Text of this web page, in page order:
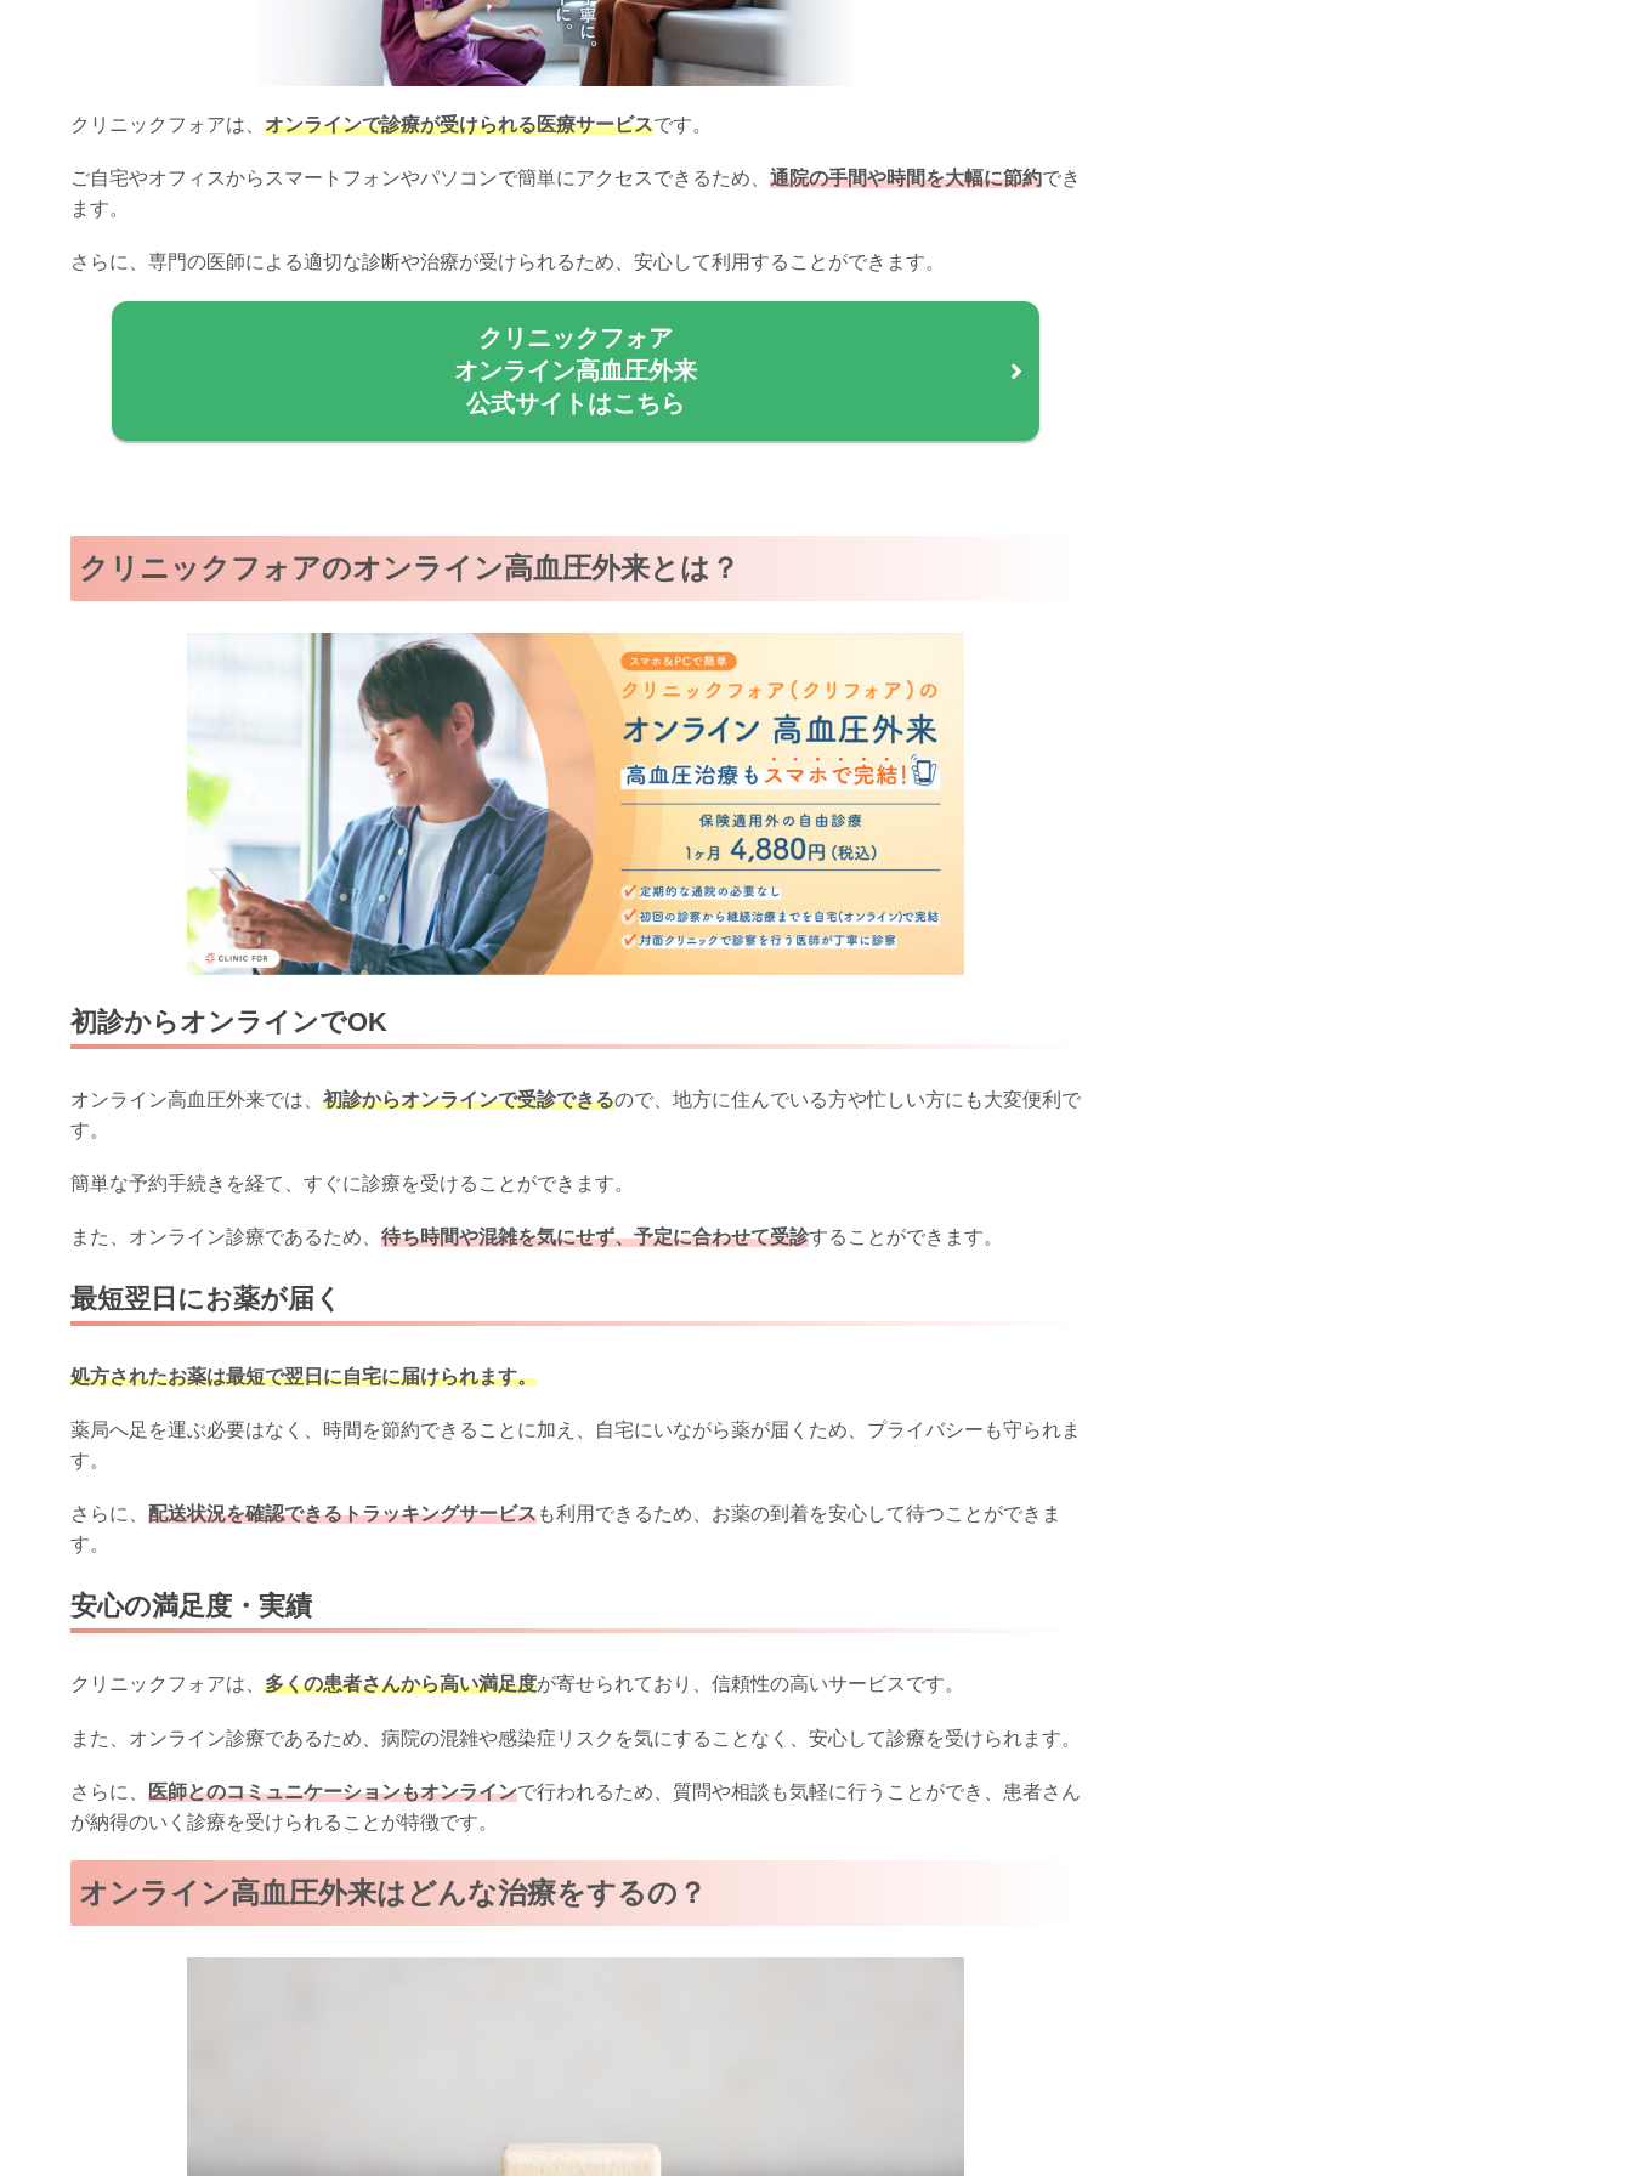
クリニックフォアは、 オンラインで診療が受けられる医療サービスです。
ご自宅やオフィスからスマートフォンやパソコンで簡単にアクセスできるため、 通院の手間や時間を大幅に節約でき
ます。
さらに、専門の医師による適切な診断や治療が受けられるため、安心して利用することができます。
クリニックフォア
オンライン高血圧外来
公式サイトはこちら
クリニックフォアのオンライン高血圧外来とは？
初診からオンラインでOK
オンライン高血圧外来では、 初診からオンラインで受診できるので、地方に住んでいる方や忙しい方にも大変便利で
す。
簡単な予約手続きを経て、すぐに診療を受けることができます。
また、オンライン診療であるため、 待ち時間や混雑を気にせず、予定に合わせて受診することができます。
最短翌日にお薬が届く
処方されたお薬は最短で翌日に自宅に届けられます。
薬局へ足を運ぶ必要はなく、時間を節約できることに加え、自宅にいながら薬が届くため、プライバシーも守られま
す。
さらに、 配送状況を確認できるトラッキングサービスも利用できるため、お薬の到着を安心して待つことができま
す。
安心の満足度・実績
クリニックフォアは、 多くの患者さんから高い満足度が寄せられており、信頼性の高いサービスです。
また、オンライン診療であるため、病院の混雑や感染症リスクを気にすることなく、安心して診療を受けられます。
さらに、 医師とのコミュニケーションもオンラインで行われるため、質問や相談も気軽に行うことができ、患者さん
が納得のいく診療を受けられることが特徴です。
オンライン高血圧外来はどんな治療をするの？